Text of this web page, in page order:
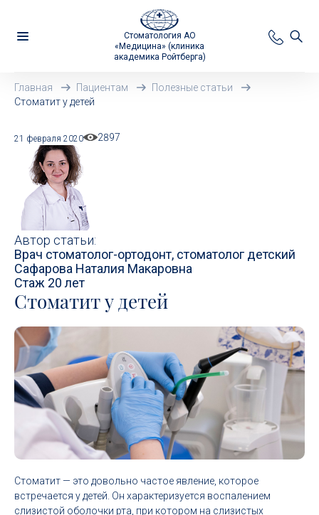
Стоматология АО
«Медицина» (клиника
академика Ройтберга)
Главная Пациентам
Полезные статьи
Стоматит у детей
21 февраля 2020 2897
Автор статьи:
Врач стоматолог-ортодонт, стоматолог детский
Сафарова Наталия Макаровна
Стаж 20 лет
Стоматит у детей
Стоматит — это довольно частое явление, которое
встречается у детей. Он характеризуется воспалением
слизистой оболочки рта, при котором на слизистых